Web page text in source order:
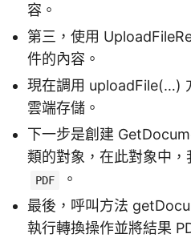
容。
第三，使用
件的內容。
現在調用 uploadFile(…)
雲端存儲。
下一步是創建
類的對象，在此對象中
PDF
。
最後，呼叫方法
執行轉換操作並將結果